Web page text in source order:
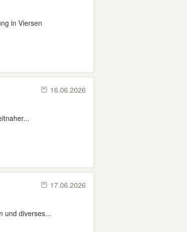
in Viersen
16.06.2026
17.06.2026
und diverses...